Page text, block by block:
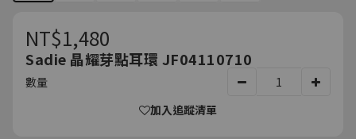
NT$1,480
Sadie 晶耀芽點耳環 JF04110710
數量
加入追蹤清單